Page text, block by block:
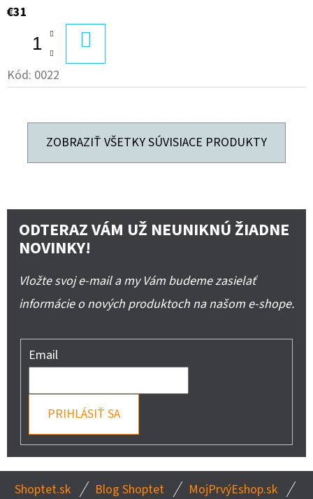
€31
KOŠÍKA
Kód: 0022
ZOBRAZIŤ VŠETKY SÚVISIACE PRODUKTY
ODTERAZ VÁM UŽ NEUNIKNÚ ŽIADNE
NOVINKY!
Vložte svoj e-mail a my Vám budeme zasielať
informácie o nových produktoch na našom e-shope.
Email
PRIHLÁSIŤ SA
Shoptet.sk Blog Shoptet
MojPrvýEshop.sk